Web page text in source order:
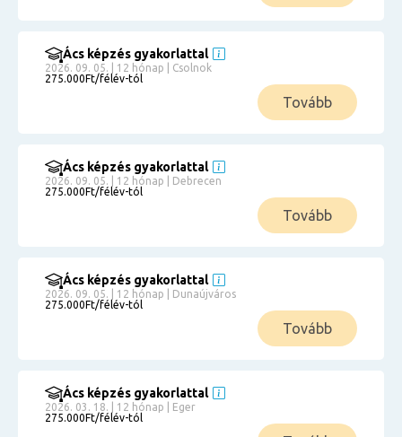
Ács képzés gyakorlattal
2026. 09. 05. | 12 hónap | Csolnok
275.000Ft/félév-tól
Tovább
Ács képzés gyakorlattal
2026. 09. 05. | 12 hónap | Debrecen
275.000Ft/félév-tól
Tovább
Ács képzés gyakorlattal
2026. 09. 05. | 12 hónap | Dunaújváros
275.000Ft/félév-tól
Tovább
Ács képzés gyakorlattal
2026. 03. 18. | 12 hónap | Eger
275.000Ft/félév-tól